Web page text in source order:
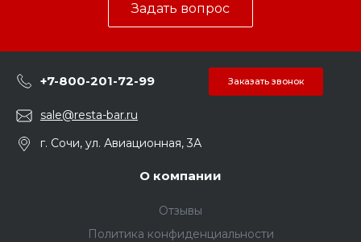
Задать вопрос
+7-800-201-72-99 Заказать звонок
sale@resta-bar.ru
г. Сочи, ул. Авиационная, 3А
О компании
Отзывы
Политика конфиденциальности